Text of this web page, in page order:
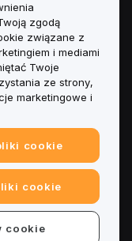
zgodą
związane z
i mediami
Twoje
ze strony,
marketingowe i
cookie
cookie
cookie